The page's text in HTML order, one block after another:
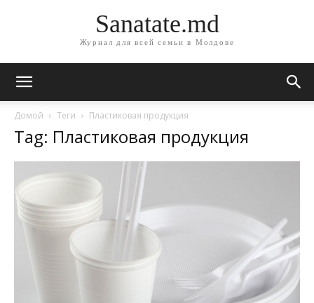
Sanatate.md
Журнал для всей семьи в Молдове
Домой Теги Пластиковая продукция
Tag: Пластиковая продукция